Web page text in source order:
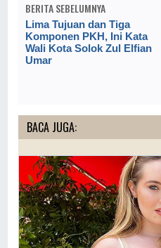
BERITA SEBELUMNYA
Lima Tujuan dan Tiga
Komponen PKH, Ini Kata
Wali Kota Solok Zul Elfian
Umar
BACA JUGA: